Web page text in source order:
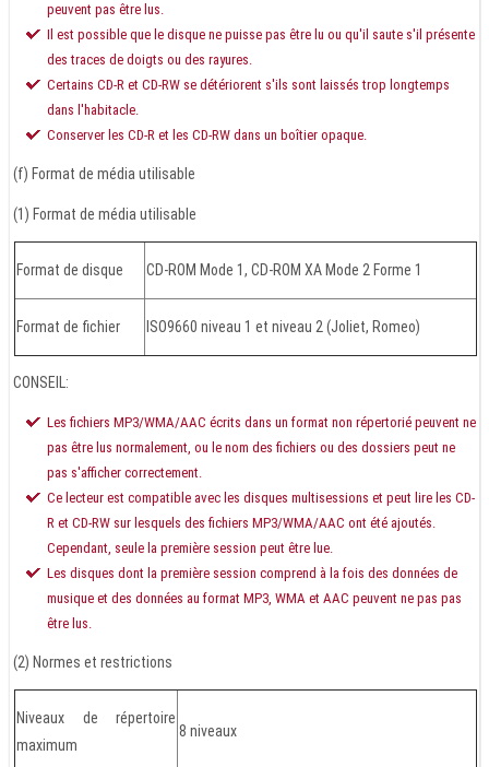
peuvent pas être lus.
Il est possible que le disque ne puisse pas être lu ou qu'il saute s'il présente
des traces de doigts ou des rayures.
Certains CD-R et CD-RW se détériorent s'ils sont laissés trop longtemps
dans l'habitacle.
Conserver les CD-R et les CD-RW dans un boîtier opaque.
(f) Format de média utilisable
(1) Format de média utilisable
Format de disque CD-ROM Mode 1, CD-ROM XA Mode 2 Forme 1
Format de fichier ISO9660 niveau 1 et niveau 2 (Joliet, Romeo)
CONSEIL:
Les fichiers MP3/WMA/AAC écrits dans un format non répertorié peuvent ne
pas être lus normalement, ou le nom des fichiers ou des dossiers peut ne
pas s'afficher correctement.
Ce lecteur est compatible avec les disques multisessions et peut lire les CD-
R et CD-RW sur lesquels des fichiers MP3/WMA/AAC ont été ajoutés.
Cependant, seule la première session peut être lue.
Les disques dont la première session comprend à la fois des données de
musique et des données au format MP3, WMA et AAC peuvent ne pas pas
être lus.
(2) Normes et restrictions
Niveaux de répertoire
maximum
8 niveaux